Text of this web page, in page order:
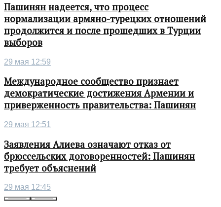
Пашинян надеется, что процесс
нормализации армяно-турецких отношений
продолжится и после прошедших в Турции
выборов
29 мая 12:59
Международное сообщество признает
демократические достижения Армении и
приверженность правительства: Пашинян
29 мая 12:51
Заявления Алиева означают отказ от
брюссельских договоренностей: Пашинян
требует объяснений
29 мая 12:45